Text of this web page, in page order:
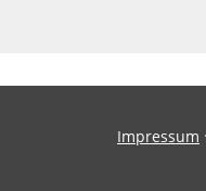
Impressum ·